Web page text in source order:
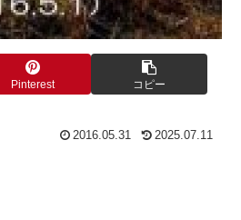
Pinterest コピー
2016.05.31 2025.07.11